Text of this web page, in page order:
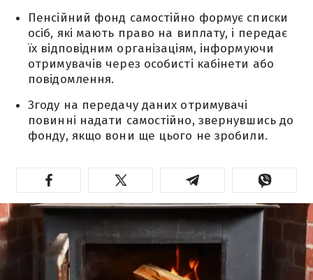
Пенсійний фонд самостійно формує списки
осіб, які мають право на виплату, і передає
їх відповідним організаціям, інформуючи
отримувачів через особисті кабінети або
повідомлення.
Згоду на передачу даних отримувачі
повинні надати самостійно, звернувшись до
фонду, якщо вони ще цього не зробили.